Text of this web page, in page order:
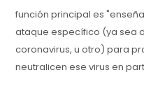
función principal es
ataque específico (ya sea
coronavirus, u otro) para
neutralicen ese virus en